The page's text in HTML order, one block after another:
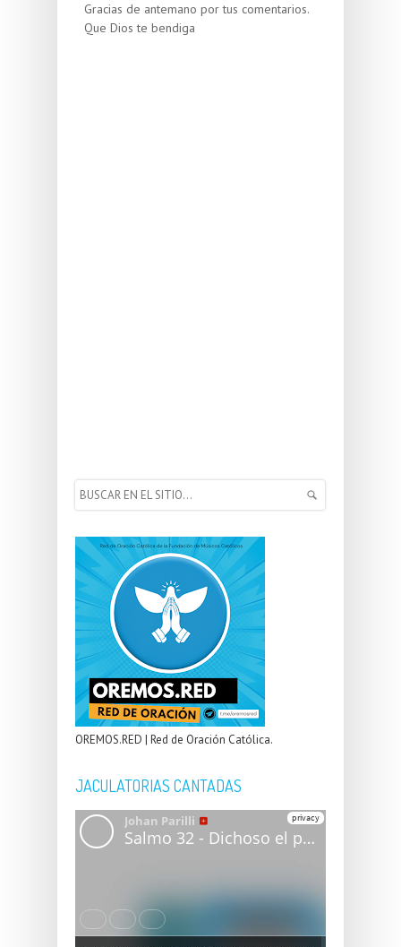
Gracias de antemano por tus comentarios.
Que Dios te bendiga
OREMOS.RED | Red de Oración Católica.
JACULATORIAS CANTADAS